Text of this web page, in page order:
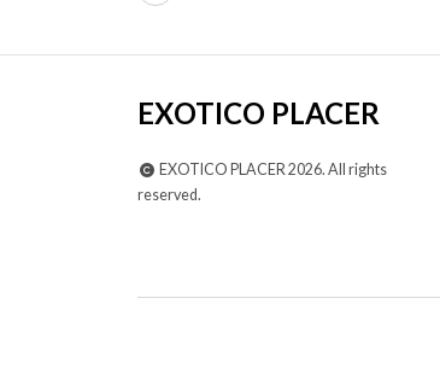
EXOTICO PLACER
EXOTICO PLACER 2026. All rights
reserved.